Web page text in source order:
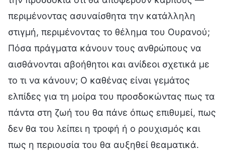
περιμένοντας ασυναίσθητα την κατάλληλη
στιγμή, περιμένοντας το θέλημα του Ουρανού;
Πόσα πράγματα κάνουν τους ανθρώπους να
αισθάνονται αβοήθητοι και ανίδεοι σχετικά με
το τι να κάνουν; Ο καθένας είναι γεμάτος
ελπίδες για τη μοίρα του προσδοκώντας πως τα
πάντα στη ζωή του θα πάνε όπως επιθυμεί, πως
δεν θα του λείπει η τροφή ή ο ρουχισμός και
πως η περιουσία του θα αυξηθεί θεαματικά.